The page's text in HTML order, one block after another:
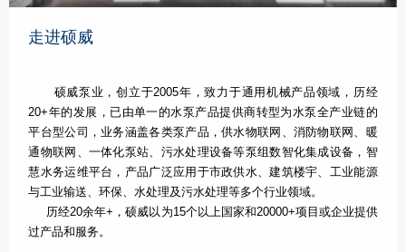
走进硕威
硕威泵业，创立于2005年，致力于通用机械产品领域，历经
20+年的发展，已由单一的水泵产品提供商转型为水泵全产业链的
平台型公司，业务涵盖各类泵产品，供水物联网、消防物联网、暖
通物联网、一体化泵站、污水处理设备等泵组数智化集成设备，智
慧水务运维平台，产品广泛应用于市政供水、建筑楼宇、工业能源
与工业输送、环保、水处理及污水处理等多个行业领域。
历经20余年+，硕威以为15个以上国家和20000+项目或企业提供
过产品和服务。